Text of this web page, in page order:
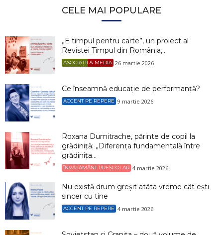
CELE MAI POPULARE
„E timpul pentru carte”, un proiect al
Revistei Timpul din România,...
ASOCIAȚII & MEDIA 26 martie 2026
Ce înseamnă educație de performanță?
ACCENT PE REPERE 9 martie 2026
Roxana Dumitrache, părinte de copil la
grădiniță: „Diferența fundamentală între
grădinița...
ÎNVĂȚĂMÂNT PREȘCOLAR 4 martie 2026
Nu există drum greșit atâta vreme cât ești
sincer cu tine
ACCENT PE REPERE 4 martie 2026